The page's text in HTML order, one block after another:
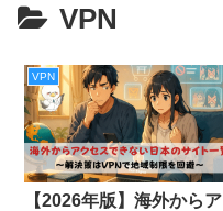
VPN
VPN
【2026年版】海外からア